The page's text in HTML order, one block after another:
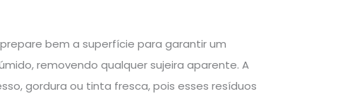
bem a superfície para garantir um
removendo qualquer sujeira aparente. A
gordura ou tinta fresca, pois esses resíduos